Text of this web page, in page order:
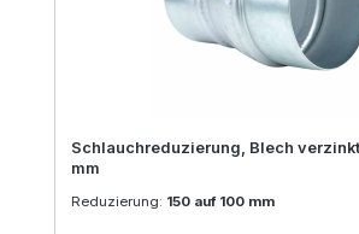
Schlauchreduzierung, Blech
mm
Reduzierung: 150 auf 100 mm